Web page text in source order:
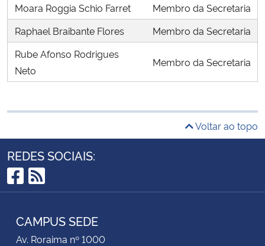
Moara Roggia Schio Farret
Membro da Secretaria
Raphael Braibante Flores
Membro da Secretaria
Rube Afonso Rodrigues
Neto
Membro da Secretaria
Voltar ao topo
REDES SOCIAIS:
Facebook
RSS
CAMPUS SEDE
Av. Roraima nº 1000